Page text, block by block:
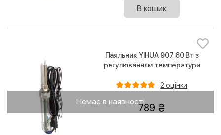
В кошик
Немає в наявності
Паяльник YIHUA 907 60 Вт з
регулюванням температури
2 оцінки
789